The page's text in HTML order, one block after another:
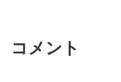
コメント